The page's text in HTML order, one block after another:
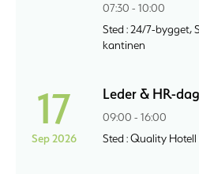
07:30 - 10:00
Sted : 24/7-bygget,
kantinen
17
Sep 2026
Leder & HR-
09:00 - 16:00
Sted : Quality